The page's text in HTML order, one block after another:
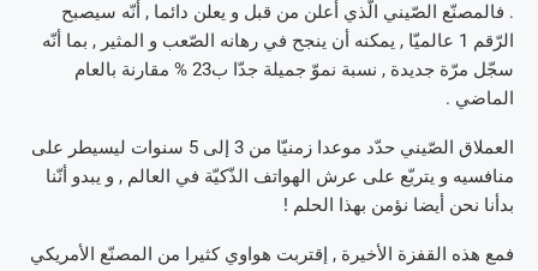
. فالمصنّع الصّيني الّذي أعلن من قبل و يعلن دائما , أنّه سيصبح
الرّقم 1 عالميّا , يمكنه أن ينجح في رهانه الصّعب و المثير , بما أنّه
سجّل مرّة جديدة , نسبة نموّ جميلة جدّا ب23 % مقارنة بالعام
الماضي .
العملاق الصّيني حدّد موعدا زمنيّا من 3 إلى 5 سنوات ليسيطر على
منافسيه و يتربّع على عرش الهواتف الذّكيّة في العالم , و يبدو أنّنا
بدأنا نحن أيضا نؤمن بهذا الحلم !
فمع هذه القفزة الأخيرة , إقتربت هواوي كثيرا من المصنّع الأمريكي